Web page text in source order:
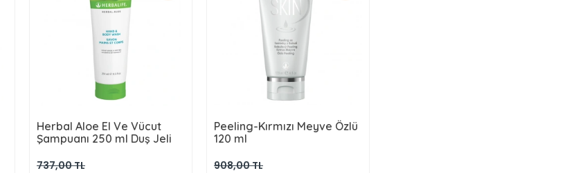
Herbal Aloe El Ve Vücut
Şampuanı 250 ml Duş Jeli
737,00 TL
Peeling-Kırmızı Meyve Özlü
120 ml
908,00 TL